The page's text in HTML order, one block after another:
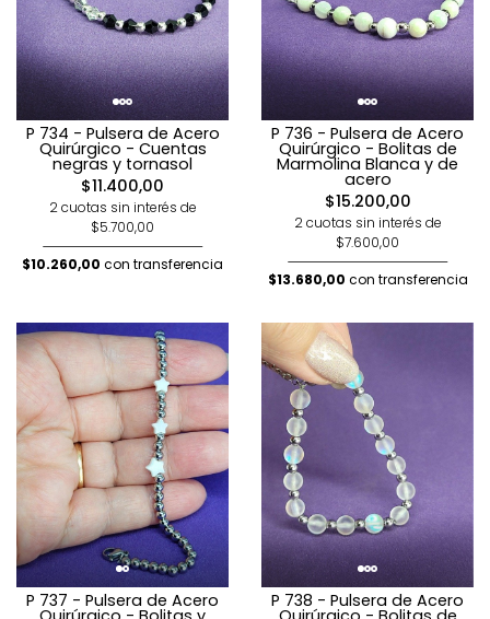
P 734 - Pulsera de Acero
Quirúrgico - Cuentas
negras y tornasol
$11.400,00
2 cuotas sin interés de
$5.700,00
$10.260,00 con transferencia
P 736 - Pulsera de Acero
Quirúrgico - Bolitas de
Marmolina Blanca y de
acero
$15.200,00
2 cuotas sin interés de
$7.600,00
$13.680,00 con transferencia
P 737 - Pulsera de Acero P 738 - Pulsera de Acero